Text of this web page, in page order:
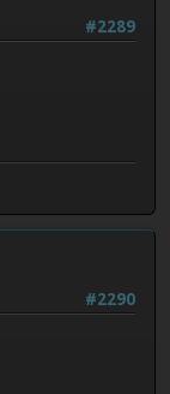
#2289
#2290